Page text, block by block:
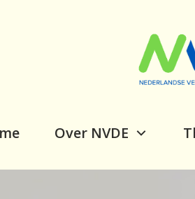
Over NVDE